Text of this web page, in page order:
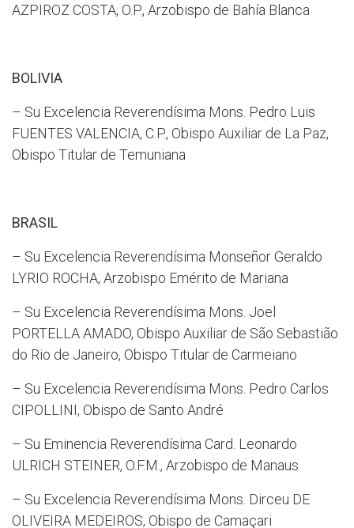
AZPIROZ COSTA, O.P., Arzobispo de Bahía Blanca
BOLIVIA
– Su Excelencia Reverendísima Mons. Pedro Luis
FUENTES VALENCIA, C.P., Obispo Auxiliar de La Paz,
Obispo Titular de Temuniana
BRASIL
– Su Excelencia Reverendísima Monseñor Geraldo
LYRIO ROCHA, Arzobispo Emérito de Mariana
– Su Excelencia Reverendísima Mons. Joel
PORTELLA AMADO, Obispo Auxiliar de São Sebastião
do Rio de Janeiro, Obispo Titular de Carmeiano
– Su Excelencia Reverendísima Mons. Pedro Carlos
CIPOLLINI, Obispo de Santo André
– Su Eminencia Reverendísima Card. Leonardo
ULRICH STEINER, O.F.M., Arzobispo de Manaus
– Su Excelencia Reverendísima Mons. Dirceu DE
OLIVEIRA MEDEIROS, Obispo de Camaçari